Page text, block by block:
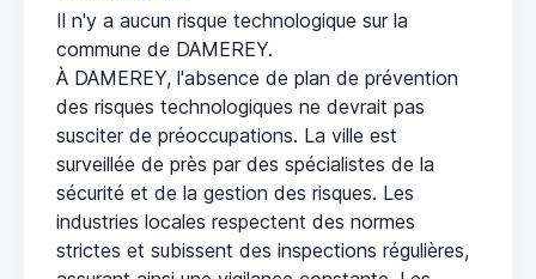
Il n'y a aucun risque technologique sur la
commune de DAMEREY.
À DAMEREY, l'absence de plan de prévention
des risques technologiques ne devrait pas
susciter de préoccupations. La ville est
surveillée de près par des spécialistes de la
sécurité et de la gestion des risques. Les
industries locales respectent des normes
strictes et subissent des inspections régulières,